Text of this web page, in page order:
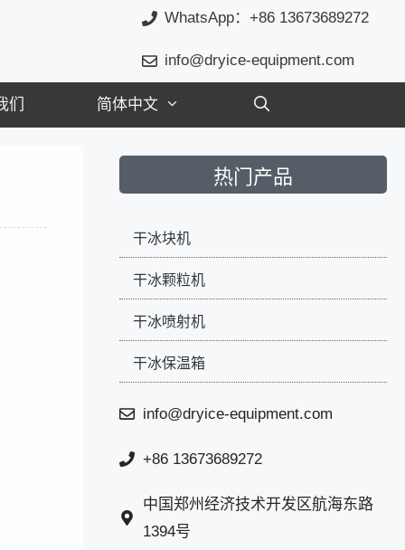
WhatsApp：+86 13673689272
info@dryice-equipment.com
们 简体中文
热门产品
干冰块机
干冰颗粒机
干冰喷射机
干冰保温箱
info@dryice-equipment.com
+86 13673689272
中国郑州经济技术开发区航海东路
1394号